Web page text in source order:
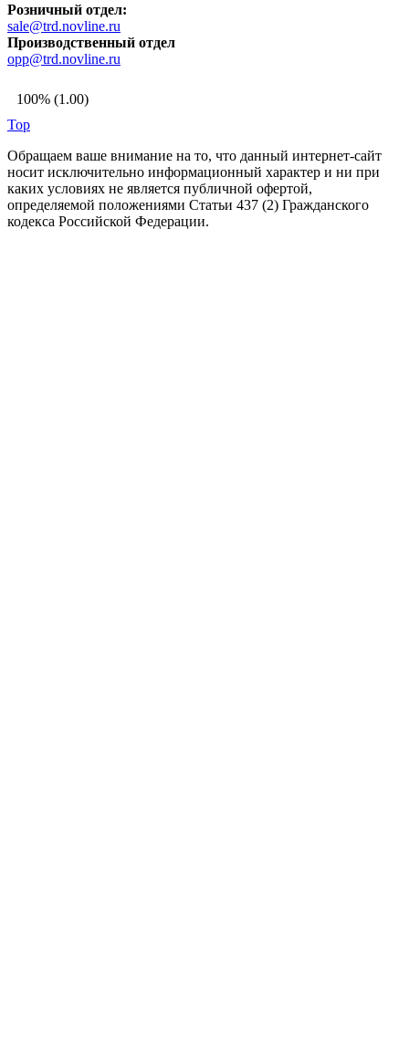
Розничный отдел:
sale@trd.novline.ru
Производственный отдел
opp@trd.novline.ru
100% (1.00)
Top
Обращаем ваше внимание на то, что данный интернет-сайт
носит исключительно информационный характер и ни при
каких условиях не является публичной офертой,
определяемой положениями Статьи 437 (2) Гражданского
кодекса Российской Федерации.